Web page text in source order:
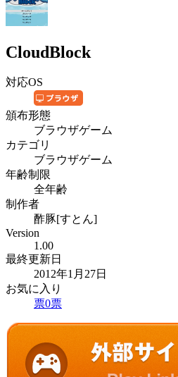
CloudBlock
対応OS
頒布形態
ブラウザゲーム
カテゴリ
ブラウザゲーム
年齢制限
全年齢
制作者
酢豚[すとん]
Version
1.00
最終更新日
2012年1月27日
お気に入り
票0票